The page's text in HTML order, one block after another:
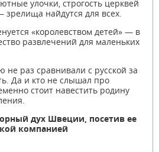
улочки, строгость церквей
найдутся для всех.
«королевством детей» — в
развлечений для маленьких
раз сравнивали с русской за
Да и кто не слышал про
стоит навестить родину
дух Швеции, посетив ее
компанией